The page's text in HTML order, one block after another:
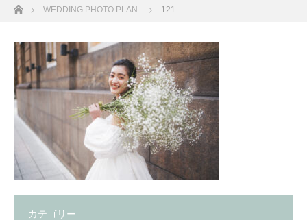
ホームWEDDING PHOTO PLAN 121
カテゴリー